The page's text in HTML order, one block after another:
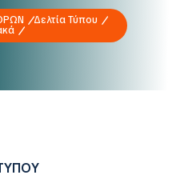
Δελτία Τύπου